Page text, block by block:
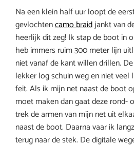
Na een klein half uur loopt de
gevlochtencamo braidjankt van
heerlijk dit zeg! Ik stap de boot in
heb immers ruim 300 meter lijn
niet vanaf de kant willen drillen.
lekker log schuin weg en niet veel
feit. Als ik mijn net naast de boot
moet maken dan gaat deze rond-
trek de armen van mijn net uit
naast de boot. Daarna vaar ik
terug naar de stek. De digitale